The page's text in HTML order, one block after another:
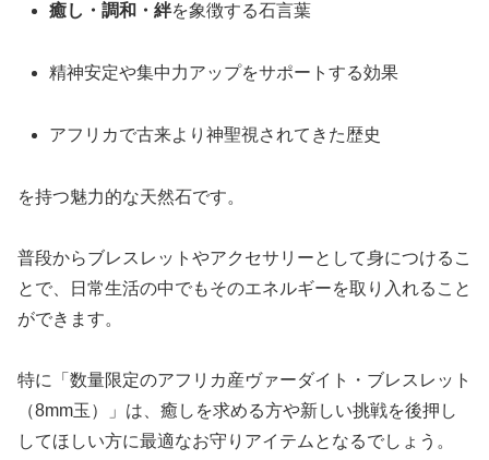
癒し・調和・絆を象徴する石言葉
精神安定や集中力アップをサポートする効果
アフリカで古来より神聖視されてきた歴史
を持つ魅力的な天然石です。
普段からブレスレットやアクセサリーとして身につけるこ
とで、日常生活の中でもそのエネルギーを取り入れること
ができます。
特に「数量限定のアフリカ産ヴァーダイト・ブレスレット
（8mm玉）」は、癒しを求める方や新しい挑戦を後押し
してほしい方に最適なお守りアイテムとなるでしょう。